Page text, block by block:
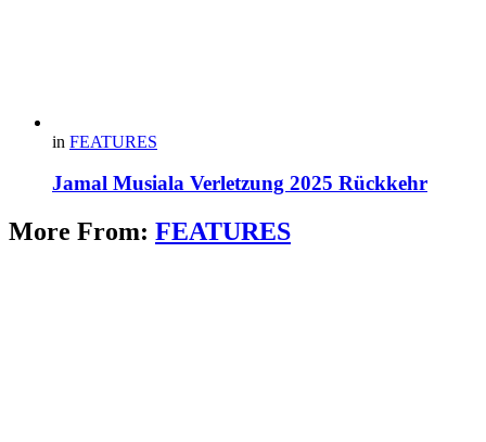
in FEATURES
Jamal Musiala Verletzung 2025 Rückkehr
More From: FEATURES